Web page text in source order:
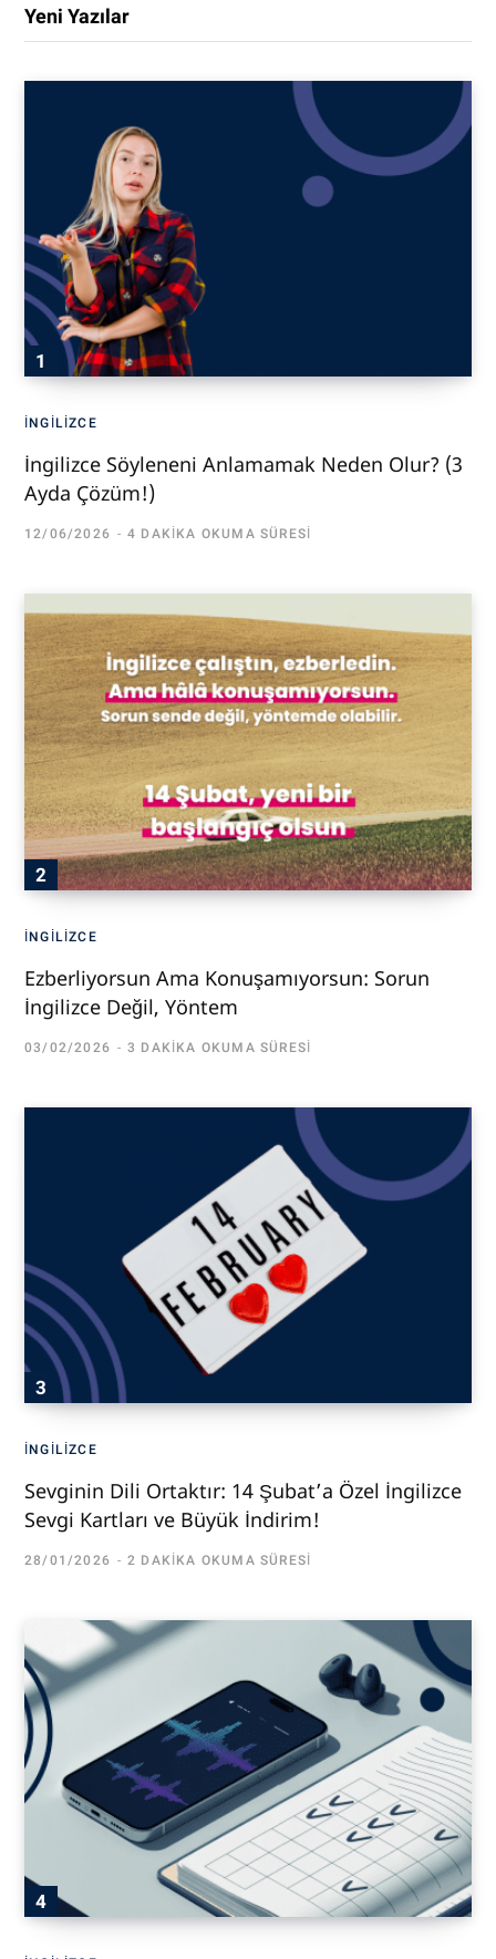
Yeni Yazılar
İNGILIZCE
İngilizce Söyleneni Anlamamak Neden Olur? (3
Ayda Çözüm!)
12/06/2026 4 DAKIKA OKUMA SÜRESI
İNGILIZCE
Ezberliyorsun Ama Konuşamıyorsun: Sorun
İngilizce Değil, Yöntem
03/02/2026 3 DAKIKA OKUMA SÜRESI
İNGILIZCE
Sevginin Dili Ortaktır: 14 Şubat’a Özel İngilizce
Sevgi Kartları ve Büyük İndirim!
28/01/2026 2 DAKIKA OKUMA SÜRESI